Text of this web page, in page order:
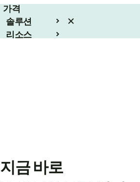
가격
솔루션
리소스
지금 바로